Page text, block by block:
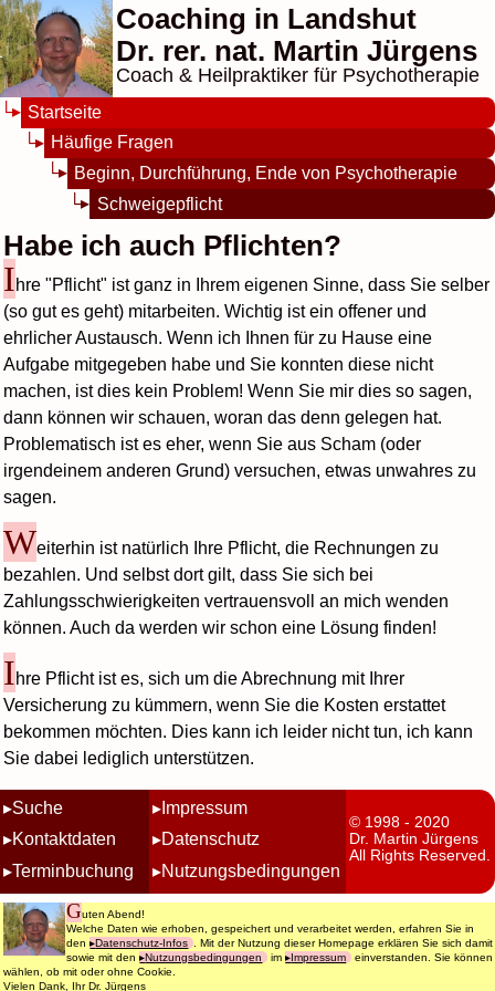
Coaching in Landshut
Dr. rer. nat. Martin Jürgens
Coach & Heilpraktiker für Psychotherapie
Startseite
Häufige Fragen
Beginn, Durchführung, Ende von Psychotherapie
Schweigepflicht
Habe ich auch Pflichten?
Ihre "Pflicht" ist ganz in Ihrem eigenen Sinne, dass Sie selber
(so gut es geht) mitarbeiten. Wichtig ist ein offener und
ehrlicher Austausch. Wenn ich Ihnen für zu Hause eine
Aufgabe mitgegeben habe und Sie konnten diese nicht
machen, ist dies kein Problem! Wenn Sie mir dies so sagen,
dann können wir schauen, woran das denn gelegen hat.
Problematisch ist es eher, wenn Sie aus Scham (oder
irgendeinem anderen Grund) versuchen, etwas unwahres zu
sagen.
Weiterhin ist natürlich Ihre Pflicht, die Rechnungen zu
bezahlen. Und selbst dort gilt, dass Sie sich bei
Zahlungsschwierigkeiten vertrauensvoll an mich wenden
können. Auch da werden wir schon eine Lösung finden!
Ihre Pflicht ist es, sich um die Abrechnung mit Ihrer
Versicherung zu kümmern, wenn Sie die Kosten erstattet
bekommen möchten. Dies kann ich leider nicht tun, ich kann
Sie dabei lediglich unterstützen.
Suche
Kontaktdaten
Terminbuchung
Impressum
Datenschutz
Nutzungsbedingungen
© 1998 - 2020
Dr. Martin Jürgens
All Rights Reserved.
Guten Abend!
Welche Daten wie erhoben, gespeichert und verarbeitet werden, erfahren Sie in
den Datenschutz-Infos
. Mit der Nutzung dieser Homepage erklären Sie sich damit
sowie mit den Nutzungsbedingungen im Impressum
einverstanden. Sie können
wählen, ob mit oder ohne Cookie.
Vielen Dank, Ihr Dr. Jürgens